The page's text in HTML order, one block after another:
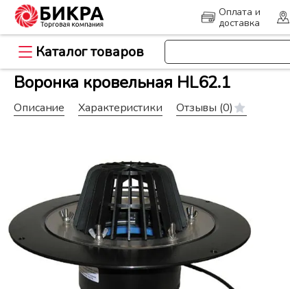
Оплата и
доставка
Каталог товаров
Воронка кровельная HL62.1
Описание Характеристики Отзывы (0)